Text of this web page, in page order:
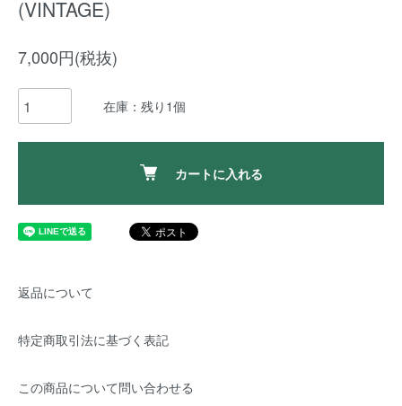
(VINTAGE)
7,000円(税抜)
在庫：残り1個
カートに入れる
返品について
特定商取引法に基づく表記
この商品について問い合わせる